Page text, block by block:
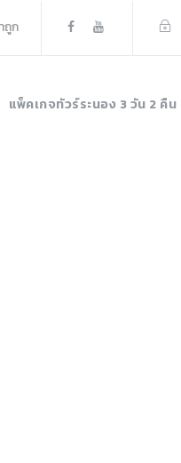
ถูก
แพ็คเกจทัวร์ระนอง 3 วัน 2 คืน